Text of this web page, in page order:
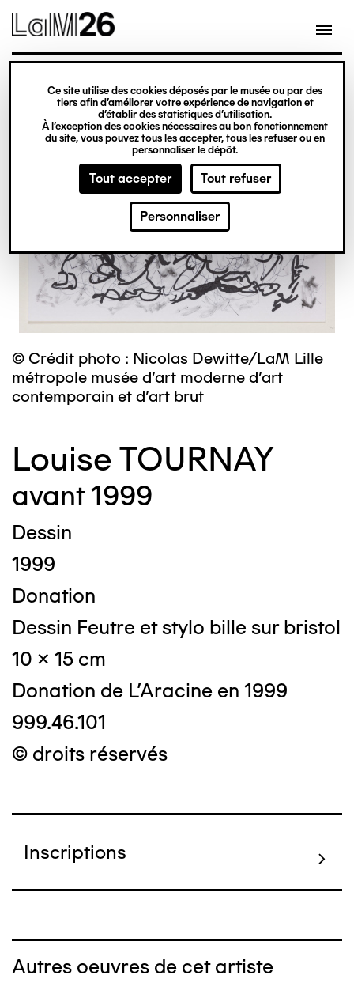
Gestion des cookies
Ce site utilise des cookies déposés par le musée ou par des
tiers afin d’améliorer votre expérience de navigation et
d’établir des statistiques d’utilisation.
À l’exception des cookies nécessaires au bon fonctionnement
du site, vous pouvez tous les accepter, tous les refuser ou en
personnaliser le dépôt.
Tout accepter Tout refuser
Personnaliser
contenu
© Crédit photo : Nicolas Dewitte/LaM Lille
métropole musée d’art moderne d’art
contemporain et d’art brut
Louise TOURNAY
avant 1999
Dessin
1999
Donation
Dessin Feutre et stylo bille sur bristol
10 x 15 cm
Donation de L'Aracine en 1999
999.46.101
© droits réservés
Inscriptions
Autres oeuvres de cet artiste